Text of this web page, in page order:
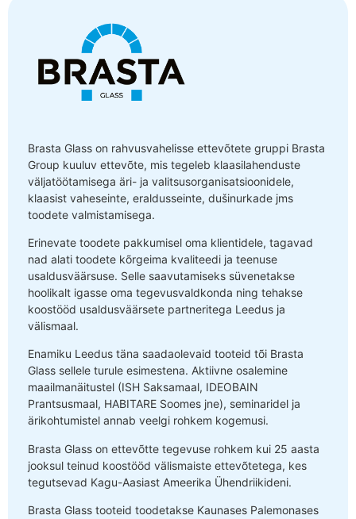
Brasta Glass on rahvusvahelisse ettevõtete gruppi Brasta
Group kuuluv ettevõte, mis tegeleb klaasilahenduste
väljatöötamisega äri- ja valitsusorganisatsioonidele,
klaasist vaheseinte, eraldusseinte, dušinurkade jms
toodete valmistamisega.
Erinevate toodete pakkumisel oma klientidele, tagavad
nad alati toodete kõrgeima kvaliteedi ja teenuse
usaldusväärsuse. Selle saavutamiseks süvenetakse
hoolikalt igasse oma tegevusvaldkonda ning tehakse
koostööd usaldusväärsete partneritega Leedus ja
välismaal.
Enamiku Leedus täna saadaolevaid tooteid tõi Brasta
Glass sellele turule esimestena. Aktiivne osalemine
maailmanäitustel (ISH Saksamaal, IDEOBAIN
Prantsusmaal, HABITARE Soomes jne), seminaridel ja
ärikohtumistel annab veelgi rohkem kogemusi.
Brasta Glass on ettevõtte tegevuse rohkem kui 25 aasta
jooksul teinud koostööd välismaiste ettevõtetega, kes
tegutsevad Kagu-Aasiast Ameerika Ühendriikideni.
Brasta Glass tooteid toodetakse Kaunases Palemonases